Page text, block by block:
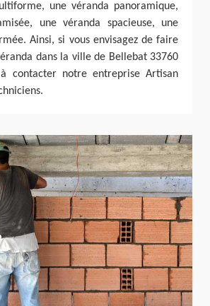
une véranda panoramique,
une véranda spacieuse, une
Ainsi, si vous envisagez de faire
dans la ville de Bellebat 33760
à contacter notre entreprise Artisan